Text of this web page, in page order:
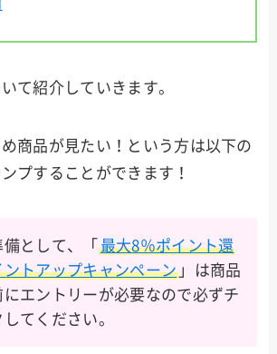
て紹介していきます。
商品が見たい！という方は以下の
プすることができます！
備として、「 最大8％ポイント還
ントアップキャンペーン 」は商品
にエントリーが必要なので必ずチ
してください。